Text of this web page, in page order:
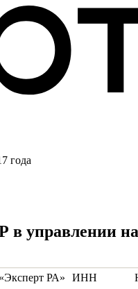
года
управлении на
РА» ИНН